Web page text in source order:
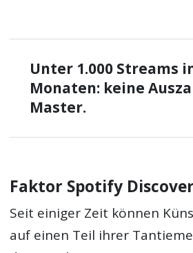
Unter 1.000 Streams
Monaten: keine
Master.
Faktor Spotify
Seit einiger Zeit können
auf einen Teil ihrer